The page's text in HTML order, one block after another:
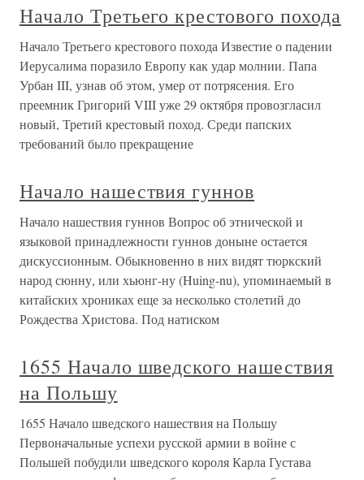
Начало Третьего крестового похода
Начало Третьего крестового похода Известие о падении
Иерусалима поразило Европу как удар молнии. Папа
Урбан III, узнав об этом, умер от потрясения. Его
преемник Григорий VIII уже 29 октября провозгласил
новый, Третий крестовый поход. Среди папских
требований было прекращение
Начало нашествия гуннов
Начало нашествия гуннов Вопрос об этнической и
языковой принадлежности гуннов доныне остается
дискуссионным. Обыкновенно в них видят тюркский
народ сюнну, или хьюнг-ну (Huing-nu), упоминаемый в
китайских хрониках еще за несколько столетий до
Рождества Христова. Под натиском
1655 Начало шведского нашествия
на Польшу
1655 Начало шведского нашествия на Польшу
Первоначальные успехи русской армии в войне с
Польшей побудили шведского короля Карла Густава